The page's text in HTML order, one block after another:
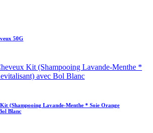
50G
Kit (Shampooing Lavande-Menthe * Soie Orange
Blanc